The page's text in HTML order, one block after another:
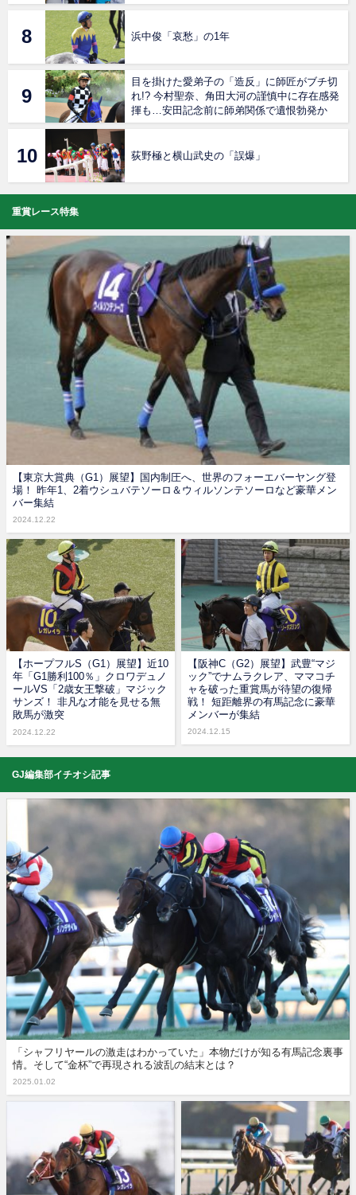
浜中俊「哀愁」の1年
目を掛けた愛弟子の「造反」に師匠がブチ切
れ!? 今村聖奈、角田大河の謹慎中に存在感発
揮も…安田記念前に師弟関係で遺恨勃発か
荻野極と横山武史の「誤爆」
重賞レース特集
【東京大賞典（G1）展望】国内制圧へ、世界のフォーエバーヤング登
場！ 昨年1、2着ウシュバテソーロ＆ウィルソンテソーロなど豪華メン
バー集結
2024.12.22
【ホープフルS（G1）展望】近10
年「G1勝利100％」クロワデュノ
ールVS「2歳女王撃破」マジック
サンズ！ 非凡な才能を見せる無
敗馬が激突
2024.12.22
【阪神C（G2）展望】武豊“マジ
ック”でナムラクレア、ママコチ
ャを破った重賞馬が待望の復帰
戦！ 短距離界の有馬記念に豪華
メンバーが集結
2024.12.15
GJ編集部イチオシ記事
「シャフリヤールの激走はわかっていた」本物だけが知る有馬記念裏事
情。そして“金杯”で再現される波乱の結末とは？
2025.01.02